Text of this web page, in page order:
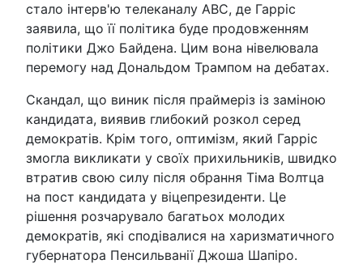
стало інтерв'ю телеканалу АВС, де Гарріс
заявила, що її політика буде продовженням
політики Джо Байдена. Цим вона нівелювала
перемогу над Дональдом Трампом на дебатах.
Скандал, що виник після праймеріз із заміною
кандидата, виявив глибокий розкол серед
демократів. Крім того, оптимізм, який Гарріс
змогла викликати у своїх прихильників, швидко
втратив свою силу після обрання Тіма Волтца
на пост кандидата у віцепрезиденти. Це
рішення розчарувало багатьох молодих
демократів, які сподівалися на харизматичного
губернатора Пенсильванії Джоша Шапіро.